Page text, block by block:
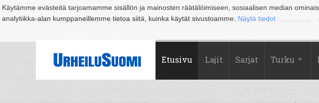
Käytämme evästeitä tarjoamamme sisällön ja mainosten räätälöimiseen, sosiaalisen median
analytiikka-alan kumppaneillemme tietoa siitä, kuinka käytät sivustoamme. Näytä tiedot
Suomi Espoo Helsinki Hämeenlinna Joensuu Jyväskylä Kouvola Kuopio Lahti
Etusivu Lajit Sarjat Turku